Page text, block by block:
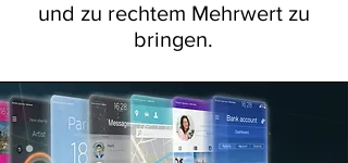
und zu rechtem Mehrwert zu
bringen.